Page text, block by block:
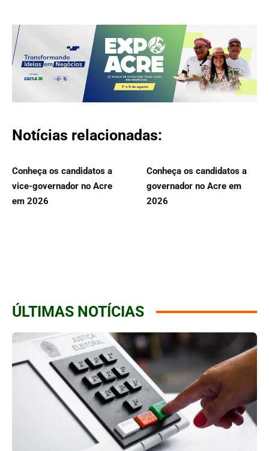
Notícias relacionadas:
Conheça os candidatos a
vice-governador no Acre
em 2026
Conheça os candidatos a
governador no Acre em
2026
ÚLTIMAS NOTÍCIAS